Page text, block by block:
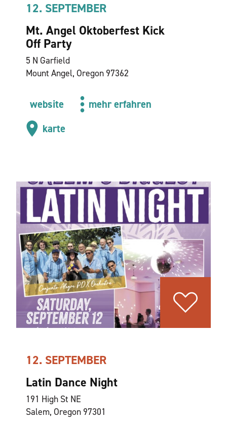
12. SEPTEMBER
Mt. Angel Oktoberfest Kick
Off Party
5 N Garfield
Mount Angel, Oregon 97362
website
mehr erfahren
karte
12. SEPTEMBER
Latin Dance Night
191 High St NE
Salem, Oregon 97301